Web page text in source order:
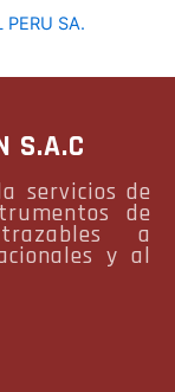
SA.
S.A.C
servicios de
de
a
y al